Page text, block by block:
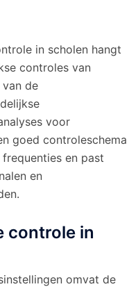
in scholen hangt
controles van
de
voor
goed controleschema
en past
en
controle in
omvat de